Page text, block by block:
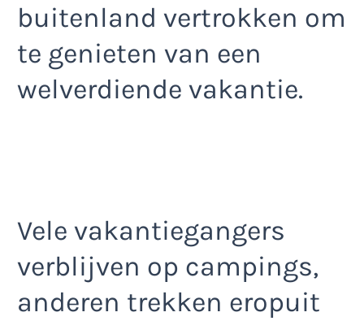
buitenland vertrokken om
te genieten van een
welverdiende vakantie.
Vele vakantiegangers
verblijven op campings,
anderen trekken eropuit